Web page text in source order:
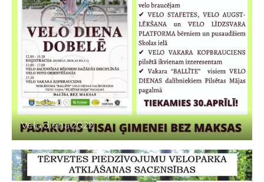
Velo diena 2022